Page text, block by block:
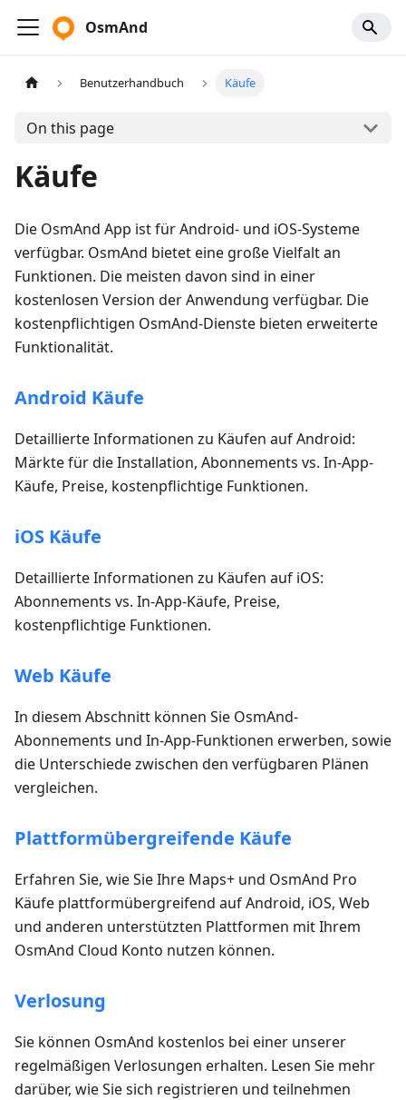
OsmAnd
Benutzerhandbuch Käufe
On this page
Käufe
Die OsmAnd App ist für Android- und iOS-Systeme
verfügbar. OsmAnd bietet eine große Vielfalt an
Funktionen. Die meisten davon sind in einer
kostenlosen Version der Anwendung verfügbar. Die
kostenpflichtigen OsmAnd-Dienste bieten erweiterte
Funktionalität.
Android Käufe
Detaillierte Informationen zu Käufen auf Android:
Märkte für die Installation, Abonnements vs. In-App-
Käufe, Preise, kostenpflichtige Funktionen.
iOS Käufe
Detaillierte Informationen zu Käufen auf iOS:
Abonnements vs. In-App-Käufe, Preise,
kostenpflichtige Funktionen.
Web Käufe
In diesem Abschnitt können Sie OsmAnd-
Abonnements und In-App-Funktionen erwerben, sowie
die Unterschiede zwischen den verfügbaren Plänen
vergleichen.
Plattformübergreifende Käufe
Erfahren Sie, wie Sie Ihre Maps+ und OsmAnd Pro
Käufe plattformübergreifend auf Android, iOS, Web
und anderen unterstützten Plattformen mit Ihrem
OsmAnd Cloud Konto nutzen können.
Verlosung
Sie können OsmAnd kostenlos bei einer unserer
regelmäßigen Verlosungen erhalten. Lesen Sie mehr
darüber, wie Sie sich registrieren und teilnehmen